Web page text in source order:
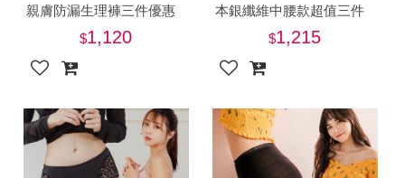
親膚防漏生理褲三件優惠
1,120
本銀纖維中腰款超值三件
1,215